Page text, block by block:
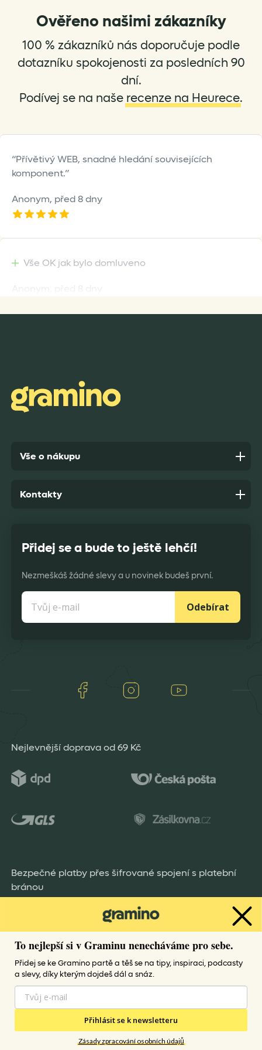
may
chosen
on
page
Ověřeno našimi zákazníky
100 % zákazníků nás doporučuje podle
dotazníku spokojenosti za posledních 90
dní.
Podívej se na naše recenze na Heurece.
Přívětivý WEB, snadné hledání souvisejících
komponent.
Anonym, před 8 dny
Vše OK jak bylo domluveno
Anonym,před 9 dny
Vše o nákupu
Přidej se a bude to ještě lehčí!
Nezmeškáš žádné slevy a u novinek budeš první.
Odebírat
Facebook Instagram
Kontakty
Nejlevnější doprava od 69 Kč
Bezpečné platby přes šifrované spojení s platební
bránou
Všechny práva vyhrazena Gramino
Gramino provozuje i další e-shopy
To nejlepší si v Graminu nenecháváme pro sebe.
Přidej se ke Gramino partě a těš se na tipy, inspiraci, podcasty
a slevy, díky kterým dojdeš dál a snáz.
Přihlásit se k newsletteru
Zásady zpracování osobních údajů